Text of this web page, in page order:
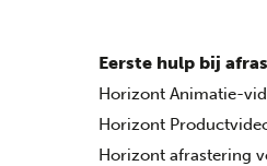
Eerste hulp bij
Horizont Animatie-
Horizont
Horizont afrastering